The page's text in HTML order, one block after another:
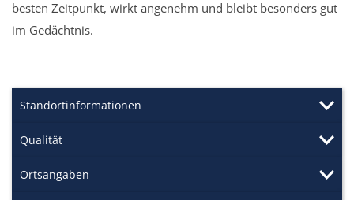
besten Zeitpunkt, wirkt angenehm und bleibt besonders gut
im Gedächtnis.
Standortinformationen
Qualität
Ortsangaben